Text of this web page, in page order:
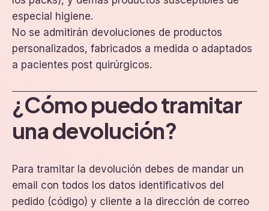
especial higiene.
No se admitirán devoluciones de productos
personalizados, fabricados a medida o adaptados
a pacientes post quirúrgicos.
¿Cómo puedo tramitar
una devolución?
Para tramitar la devolución debes de mandar un
email con todos los datos identificativos del
pedido (código) y cliente a la dirección de correo